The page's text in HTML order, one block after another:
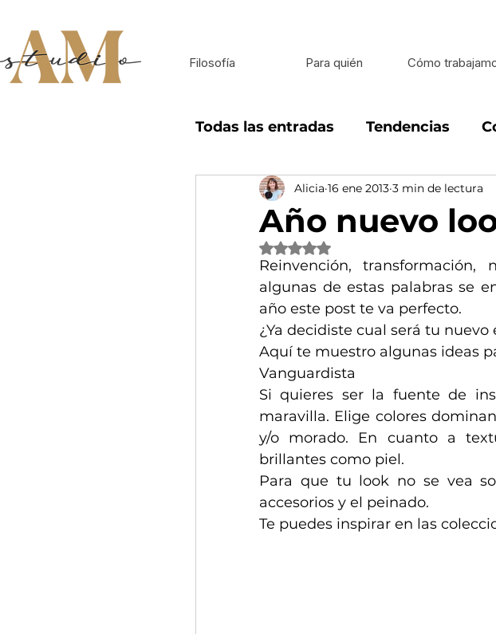
Filosofía Para quién Cómo
Todas las entradas Tendencias
Inspiración para looks Estilo de
Año nuevo
Alicia 16 ene 2013 3 min de lectura
Obtuvo NaN de 5 estrellas.
Reinvención,
algunas de estas palabras se
año este post te va perfecto.
¿Ya decidiste cual será tu nuevo
Aquí te muestro algunas ideas
Vanguardista
Si quieres ser la fuente de
maravilla. Elige colores
y/o morado. En cuanto a
brillantes como piel.
Para que tu look no se vea
accesorios y el peinado.
Te puedes inspirar en las